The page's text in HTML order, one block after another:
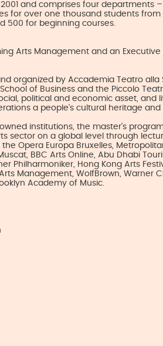
and comprises four departments –
for over one thousand students
500 for beginning courses.
Arts Management and an Executive
organized by Accademia Teatro alla
of Business and the Piccolo
political and economic asset, and
a people’s cultural heritage and
institutions, the master’s
sector on a global level through
Opera Europa Bruxelles,
BBC Arts Online, Abu Dhabi
Philharmoniker, Hong Kong Arts
Management, WolfBrown, Warner
Academy of Music.